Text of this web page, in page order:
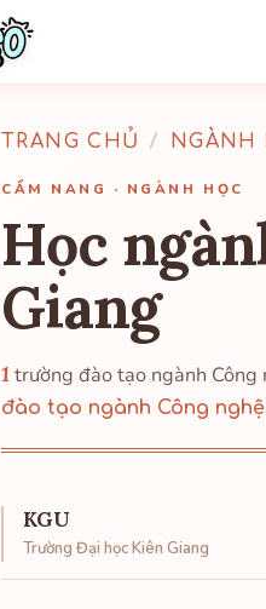
TRANG CHỦ / NGÀNH
CẨM NANG · NGÀNH HỌC
Học
Giang
1 trường đào tạo ngành
đào tạo ngành Công
KGU
Trường Đại học Kiên Giang